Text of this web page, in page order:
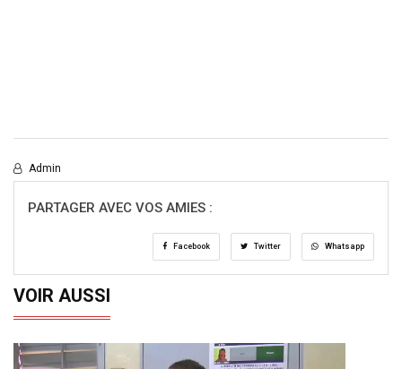
Admin
PARTAGER AVEC VOS AMIES :
Facebook Twitter Whatsapp
VOIR AUSSI